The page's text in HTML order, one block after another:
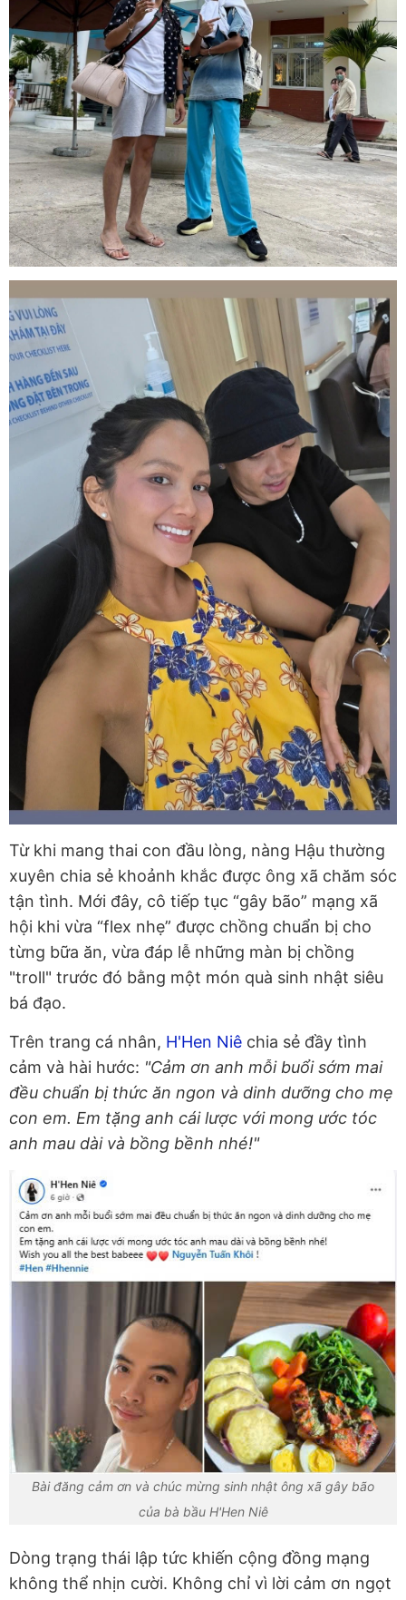
Từ khi mang thai con đầu lòng, nàng Hậu thường
xuyên chia sẻ khoảnh khắc được ông xã chăm sóc
tận tình. Mới đây, cô tiếp tục “gây bão” mạng xã
hội khi vừa “flex nhẹ” được chồng chuẩn bị cho
từng bữa ăn, vừa đáp lễ những màn bị chồng
"troll" trước đó bằng một món quà sinh nhật siêu
bá đạo.
Trên trang cá nhân, H'Hen Niê chia sẻ đầy tình
cảm và hài hước: "Cảm ơn anh mỗi buổi sớm mai
đều chuẩn bị thức ăn ngon và dinh dưỡng cho mẹ
con em. Em tặng anh cái lược với mong ước tóc
anh mau dài và bồng bềnh nhé!"
Bài đăng cảm ơn và chúc mừng sinh nhật ông xã gây bão
của bà bầu H'Hen Niê
Dòng trạng thái lập tức khiến cộng đồng mạng
không thể nhịn cười. Không chỉ vì lời cảm ơn ngọt